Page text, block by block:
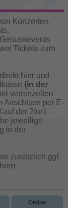
Konzerten,
Tickets zum
hier und
(in der
vereinzelten
Anschluss per E-
der 2for1-
jeweilige
in der
zusätzlich ggf.
Online